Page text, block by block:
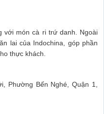
với món cà ri trứ danh. Ngoài
lai của Indochina, góp phần
thực khách.
Phường Bến Nghé, Quận 1,